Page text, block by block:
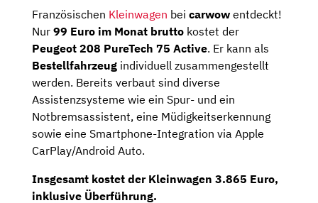
Französischen Kleinwagen bei carwow entdeckt!
Nur 99 Euro im Monat brutto kostet der
Peugeot 208 PureTech 75 Active. Er kann als
Bestellfahrzeug individuell zusammengestellt
werden. Bereits verbaut sind diverse
Assistenzsysteme wie ein Spur- und ein
Notbremsassistent, eine Müdigkeitserkennung
sowie eine Smartphone-Integration via Apple
CarPlay/Android Auto.
Insgesamt kostet der Kleinwagen 3.865 Euro,
inklusive Überführung.